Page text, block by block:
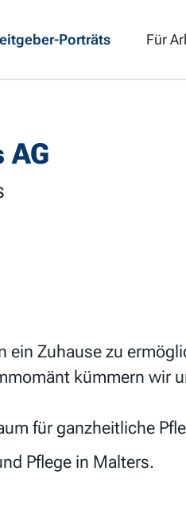
Porträts Für
ein Zuhause zu
kümmern wir
für ganzheitliche
Pflege in Malters.